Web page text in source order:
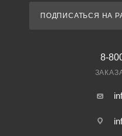
ПОДПИСАТЬСЯ НА
8-